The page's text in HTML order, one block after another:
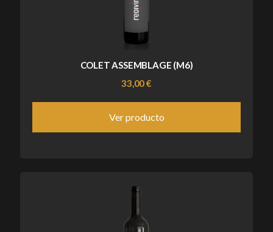
COLET ASSEMBLAGE (M6)
33,00 €
Ver producto